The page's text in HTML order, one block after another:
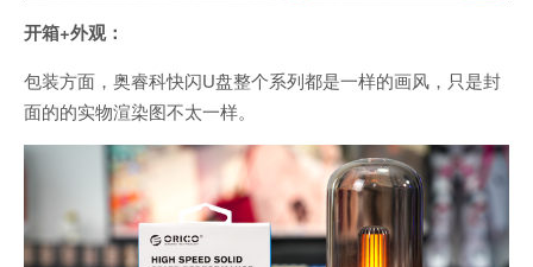
开箱+外观：
包装方面，奥睿科快闪U盘整个系列都是一样的画风，只是封
面的的实物渲染图不太一样。